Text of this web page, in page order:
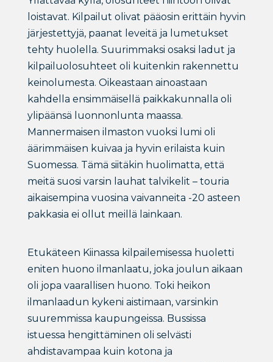
loistavat. Kilpailut olivat pääosin erittäin hyvin
järjestettyjä, paanat leveitä ja lumetukset
tehty huolella. Suurimmaksi osaksi ladut ja
kilpailuolosuhteet oli kuitenkin rakennettu
keinolumesta. Oikeastaan ainoastaan
kahdella ensimmäisellä paikkakunnalla oli
ylipäänsä luonnonlunta maassa.
Mannermaisen ilmaston vuoksi lumi oli
äärimmäisen kuivaa ja hyvin erilaista kuin
Suomessa. Tämä siitäkin huolimatta, että
meitä suosi varsin lauhat talvikelit – touria
aikaisempina vuosina vaivanneita -20 asteen
pakkasia ei ollut meillä lainkaan.
Etukäteen Kiinassa kilpailemisessa huoletti
eniten huono ilmanlaatu, joka joulun aikaan
oli jopa vaarallisen huono. Toki heikon
ilmanlaadun kykeni aistimaan, varsinkin
suuremmissa kaupungeissa. Bussissa
istuessa hengittäminen oli selvästi
ahdistavampaa kuin kotona ja